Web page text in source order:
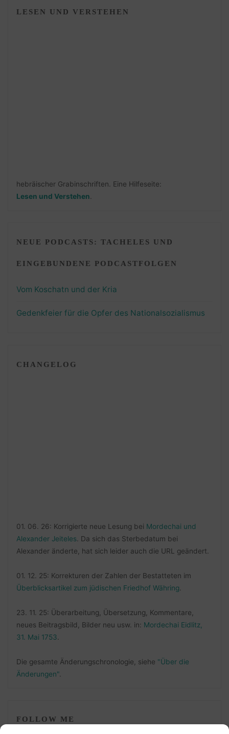
LESEN UND VERSTEHEN
hebräischer Grabinschriften. Eine Hilfeseite:
Lesen und Verstehen.
NEUE PODCASTS: TACHELES UND
EINGEBUNDENE PODCASTFOLGEN
Vom Koschatn und der Kria
Gedenkfeier für die Opfer des Nationalsozialismus
CHANGELOG
01. 06. 26: Korrigierte neue Lesung bei Mordechai und
Alexander Jeiteles . Da sich das Sterbedatum bei
Alexander änderte, hat sich leider auch die URL geändert.
01. 12. 25: Korrekturen der Zahlen der Bestatteten im
Überblicksartikel zum jüdischen Friedhof Währing
23. 11. 25: Überarbeitung, Übersetzung, Kommentare,
neues Beitragsbild, Bilder neu usw. in: Mordechai Eidlitz,
31. Mai 1753
Die gesamte Änderungschronologie, siehe "Über die
Änderungen".
FOLLOW ME